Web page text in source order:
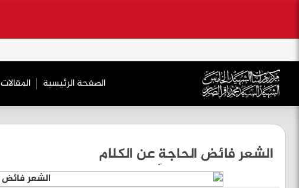
.
الصفحة الرئیسیة المقالات
الشعر فائض الحاجةِ عن الكلام